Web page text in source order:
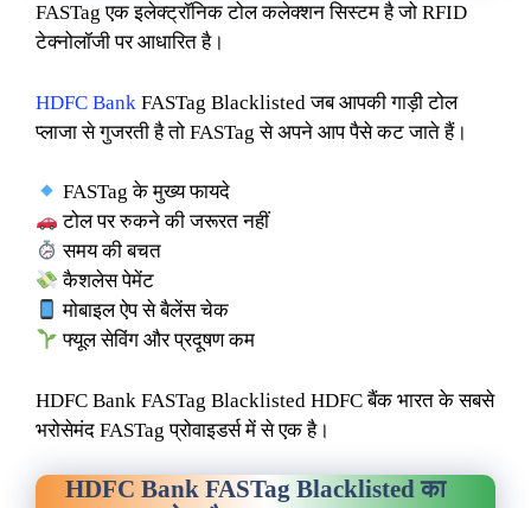
FASTag एक इलेक्ट्रॉनिक टोल कलेक्शन सिस्टम है जो RFID
टेक्नोलॉजी पर आधारित है।
HDFC Bank FASTag Blacklisted जब आपकी गाड़ी टोल
प्लाजा से गुजरती है तो FASTag से अपने आप पैसे कट जाते हैं।
FASTag के मुख्य फायदे
टोल पर रुकने की जरूरत नहीं
समय की बचत
कैशलेस पेमेंट
मोबाइल ऐप से बैलेंस चेक
फ्यूल सेविंग और प्रदूषण कम
HDFC Bank FASTag Blacklisted HDFC बैंक भारत के सबसे
भरोसेमंद FASTag प्रोवाइडर्स में से एक है।
HDFC Bank FASTag Blacklisted का